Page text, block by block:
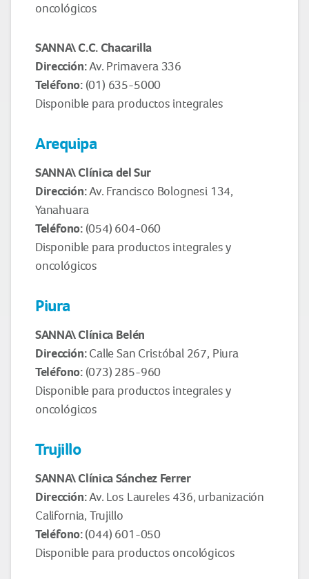
oncológicos
SANNA\ C.C. Chacarilla
Dirección:Av. Primavera 336
Teléfono:(01) 635-5000
Disponible para productos integrales
Arequipa
SANNA\ Clínica del Sur
Dirección:Av. Francisco Bolognesi 134,
Yanahuara
Teléfono:(054) 604-060
Disponible para productos integrales y
oncológicos
Piura
SANNA\ Clínica Belén
Dirección:Calle San Cristóbal 267, Piura
Teléfono:(073) 285-960
Disponible para productos integrales y
oncológicos
Trujillo
SANNA\ Clínica Sánchez Ferrer
Dirección:Av. Los Laureles 436, urbanización
California, Trujillo
Teléfono: (044) 601-050
Disponible para productos oncológicos